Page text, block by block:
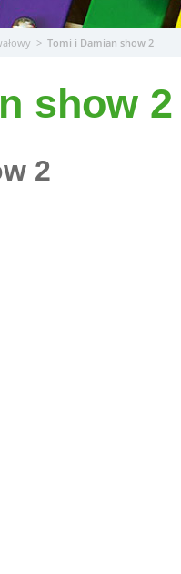
> Tomi i Damian show 2
show 2
2